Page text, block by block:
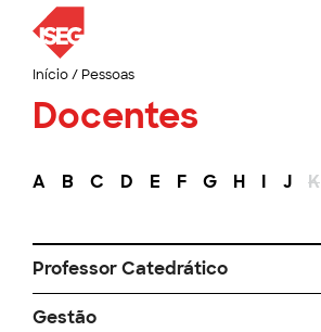
Início/ Pessoas
Docentes
A B C D E F G H I J K
Professor Catedrático
Gestão